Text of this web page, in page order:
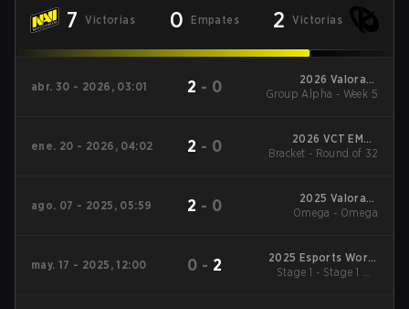
7 Victorias 0 Empates 2 Victorias
abr. 30 - 2026, 03:01 2 - 0
2026 Valorant
Champions Tour:
Group Alpha - Week 5
ene. 20 - 2026, 04:02 2 - 0
2026 VCT EMEA
Kickoff
Bracket - Round of 32
ago. 07 - 2025, 05:59 2 - 0
2025 Valorant
Champions Tour:
Omega - Omega
may. 17 - 2025, 12:00 0 - 2
2025 Esports World
Cup
Stage 1 - Stage 1 UB